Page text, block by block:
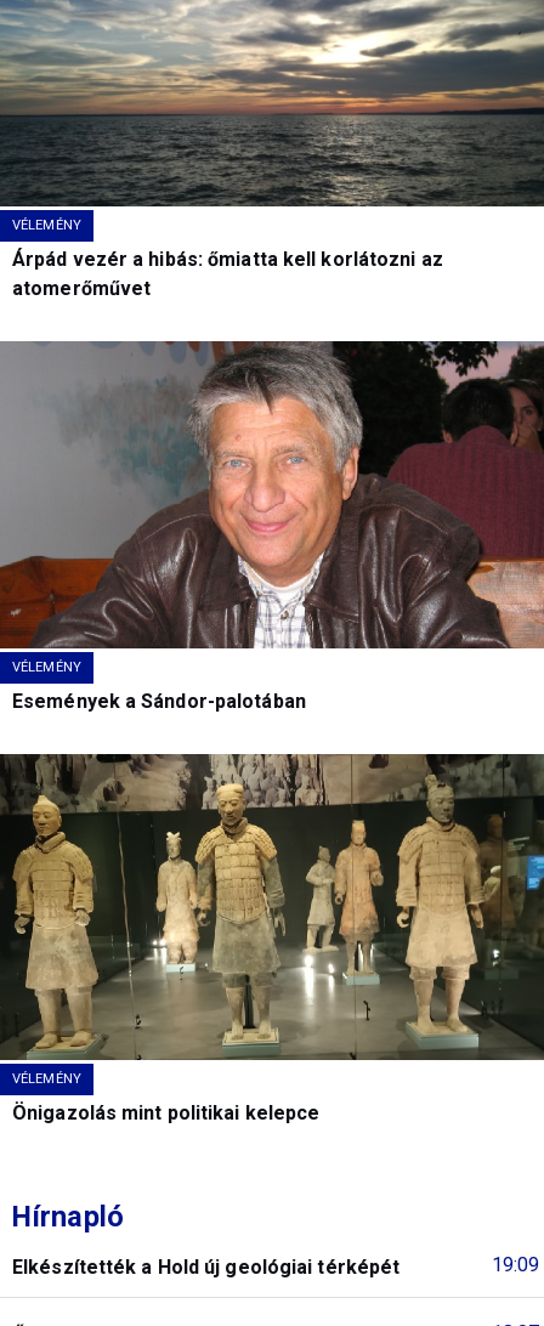
VÉLEMÉNY
Árpád vezér a hibás: őmiatta kell korlátozni az
atomerőművet
VÉLEMÉNY
Események a Sándor-palotában
VÉLEMÉNY
Önigazolás mint politikai kelepce
Hírnapló
19:09
Elkészítették a Hold új geológiai térképét